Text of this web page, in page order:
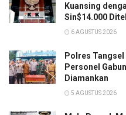
Kuansing
Sin$14.000
6 AGUSTUS 2026
Polres Tangsel
Personel
Diamankan
5 AGUSTUS 2026